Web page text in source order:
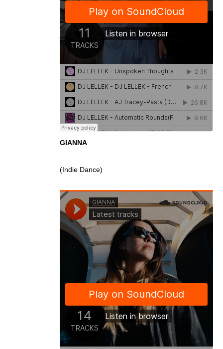
GIANNA
(Indie Dance)